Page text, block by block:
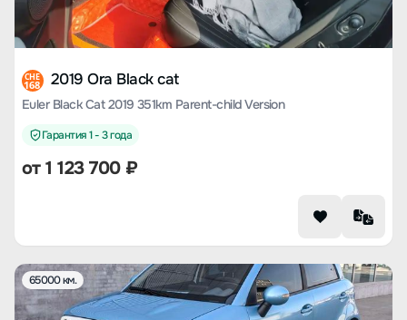
CHE
168 2019 Ora Black cat
Euler Black Cat 2019 351km Parent-child Version
Гарантия 1 - 3 года
от1 123 700₽
65000 км.